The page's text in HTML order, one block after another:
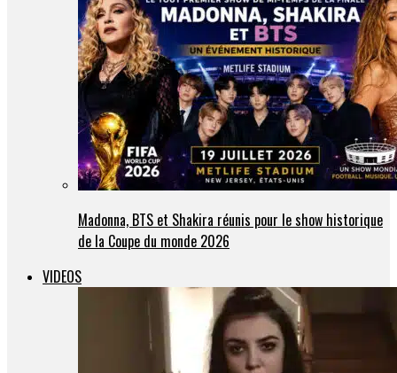
Madonna, BTS et Shakira réunis pour le show historique
de la Coupe du monde 2026
VIDEOS